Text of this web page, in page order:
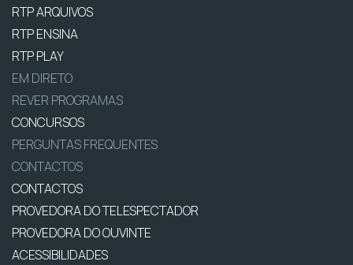
RTP ARQUIVOS
RTP ENSINA
RTP PLAY
EM DIRETO
REVER PROGRAMAS
CONCURSOS
PERGUNTAS FREQUENTES
CONTACTOS
CONTACTOS
PROVEDORA DO TELESPECTADOR
PROVEDORA DO OUVINTE
ACESSIBILIDADES